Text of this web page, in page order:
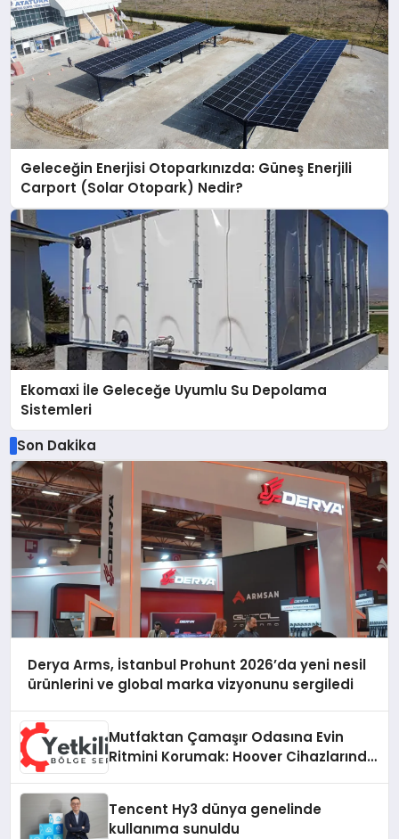
Geleceğin Enerjisi Otoparkınızda: Güneş Enerjili
Carport (Solar Otopark) Nedir?
Ekomaxi İle Geleceğe Uyumlu Su Depolama
Sistemleri
Son Dakika
Derya Arms, İstanbul Prohunt 2026’da yeni nesil
ürünlerini ve global marka vizyonunu sergiledi
Mutfaktan Çamaşır Odasına Evin
Ritmini Korumak: Hoover Cihazlarında
Tencent Hy3 dünya genelinde
kullanıma sunuldu